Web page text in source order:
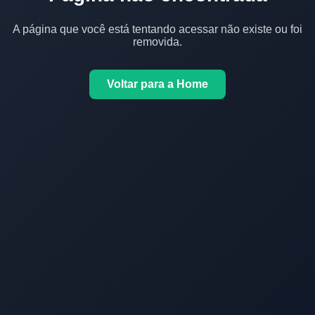
A página que você está tentando acessar não existe ou foi
removida.
Voltar para a Home